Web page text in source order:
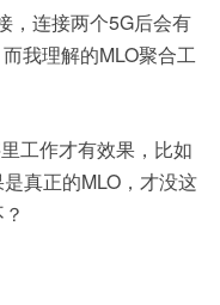
，连接两个5G后会有
我理解的MLO聚合工
工作才有效果，比如
真正的MLO，才没这